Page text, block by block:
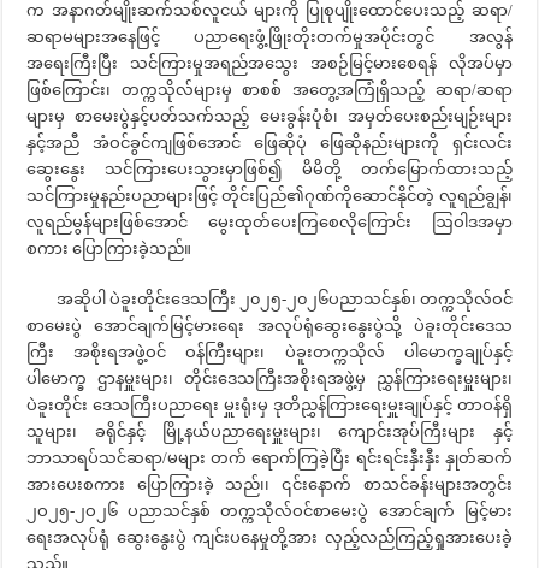
က အနာဂတ်မျိုးဆက်သစ်လူငယ် များကို ပြုစုပျိုးထောင်ပေးသည့် ဆရာ/
ဆရာမများအနေဖြင့် ပညာရေးဖွံ့ဖြိုးတိုးတက်မှုအပိုင်းတွင် အလွန်
အရေးကြီးပြီး သင်ကြားမှုအရည်အသွေး အစဉ်မြင့်မားစေရန် လိုအပ်မှာ
ဖြစ်ကြောင်း၊ တက္ကသိုလ်များမှ စာစစ် အတွေ့အကြုံရှိသည့် ဆရာ/ဆရာ
များမှ စာမေးပွဲနှင့်ပတ်သက်သည့် မေးခွန်းပုံစံ၊ အမှတ်ပေးစည်းမျဉ်းများ
နှင့်အညီ အံဝင်ခွင်ကျဖြစ်အောင် ဖြေဆိုပုံ ဖြေဆိုနည်းများကို ရှင်းလင်း
ဆွေးနွေး သင်ကြားပေးသွားမှာဖြစ်၍ မိမိတို့ တက်မြောက်ထားသည့်
သင်ကြားမှုနည်းပညာများဖြင့် တိုင်းပြည်၏ဂုဏ်ကိုဆောင်နိုင်တဲ့ လူရည်ချွန်၊
လူရည်မွန်များဖြစ်အောင် မွေးထုတ်ပေးကြစေလိုကြောင်း ဩဝါဒအမှာ
စကား ပြောကြားခဲ့သည်။
အဆိုပါ ပဲခူးတိုင်းဒေသကြီး ၂၀၂၅-၂၀၂၆ပညာသင်နှစ်၊ တက္ကသိုလ်ဝင်
စာမေးပွဲ အောင်ချက်မြင့်မားရေး အလုပ်ရုံဆွေးနွေးပွဲသို့ ပဲခူးတိုင်းဒေသ
ကြီး အစိုးရအဖွဲ့ဝင် ဝန်ကြီးများ၊ ပဲခူးတက္ကသိုလ် ပါမောက္ခချုပ်နှင့်
ပါမောက္ခ ဌာနမှူးများ၊ တိုင်းဒေသကြီးအစိုးရအဖွဲ့မှ ညွှန်ကြားရေးမှူးများ၊
ပဲခူးတိုင်း ဒေသကြီးပညာရေး မှူးရုံးမှ ဒုတိညွှန်ကြားရေးမှူးချုပ်နှင့် တာဝန်ရှိ
သူများ၊ ခရိုင်နှင့် မြို့နယ်ပညာရေးမှူးများ၊ ကျောင်းအုပ်ကြီးများ နှင့်
ဘာသာရပ်သင်ဆရာ/မများ တက် ရောက်ကြခဲ့ပြီး ရင်းရင်းနှီးနှီး နှုတ်ဆက်
အားပေးစကား ပြောကြားခဲ့ သည်၊၊ ၎င်းနောက် စာသင်ခန်းများအတွင်း
၂ဝ၂၅-၂ဝ၂၆ ပညာသင်နှစ် တက္ကသိုလ်ဝင်စာမေးပွဲ အောင်ချက် မြင့်မား
ရေးအလုပ်ရုံ ဆွေးနွေးပွဲ ကျင်းပနေမှုတို့အား လှည့်လည်ကြည့်ရှုအားပေးခဲ့
သည်။